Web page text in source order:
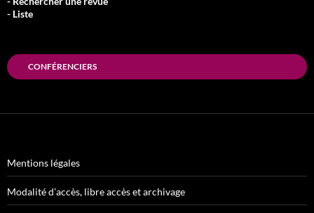
- Liste
CONFÉRENCIERS
Mentions légales
Modalité d’accès, libre accès et archivage